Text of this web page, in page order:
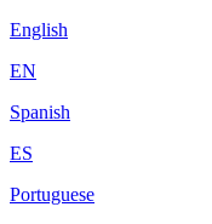
English
EN
Spanish
ES
Portuguese